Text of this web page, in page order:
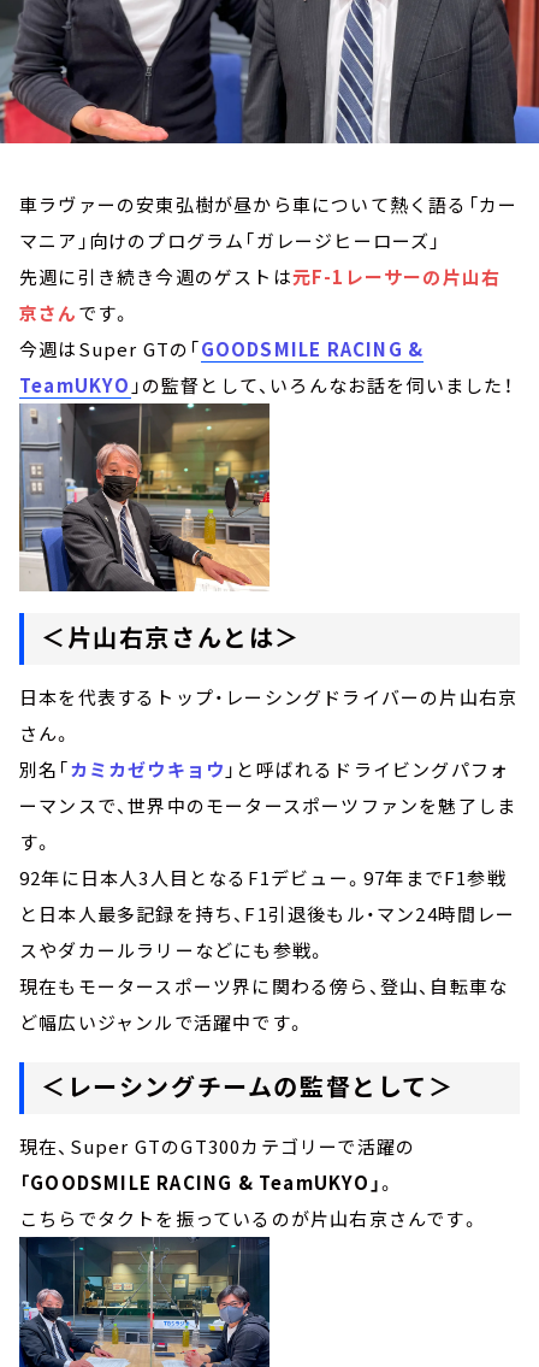
車ラヴァーの安東弘樹が昼から車について熱く語る「カー
マニア」向けのプログラム「ガレージヒーローズ」
先週に引き続き今週のゲストは元F-1レーサーの片山右
京さんです。
今週はSuper GTの「GOODSMILE RACING &
TeamUKYO 」の監督として、いろんなお話を伺いました！
＜片山右京さんとは＞
日本を代表するトップ・レーシングドライバーの片山右京
さん。
別名「カミカゼウキョウ 」と呼ばれるドライビングパフォ
ーマンスで、世界中のモータースポーツファンを魅了しま
す。
92年に日本人3人目となるF1デビュー。97年までF1参戦
と日本人最多記録を持ち、F1引退後もル・マン24時間レー
スやダカールラリーなどにも参戦。
現在もモータースポーツ界に関わる傍ら、登山、自転車な
ど幅広いジャンルで活躍中です。
＜レーシングチームの監督として＞
現在、Super GTのGT300カテゴリーで活躍の
「GOODSMILE RACING & TeamUKYO」。
こちらでタクトを振っているのが片山右京さんです。